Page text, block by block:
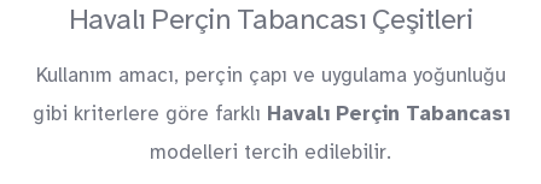
Havalı Perçin Tabancası Çeşitleri
Kullanım amacı, perçin çapı ve uygulama yoğunluğu
gibi kriterlere göre farklı Havalı Perçin Tabancası
modelleri tercih edilebilir.